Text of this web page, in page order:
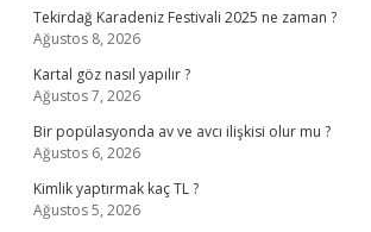
Tekirdağ Karadeniz Festivali 2025 ne zaman ?
Ağustos 8, 2026
Kartal göz nasıl yapılır ?
Ağustos 7, 2026
Bir popülasyonda av ve avcı ilişkisi olur mu ?
Ağustos 6, 2026
Kimlik yaptırmak kaç TL ?
Ağustos 5, 2026